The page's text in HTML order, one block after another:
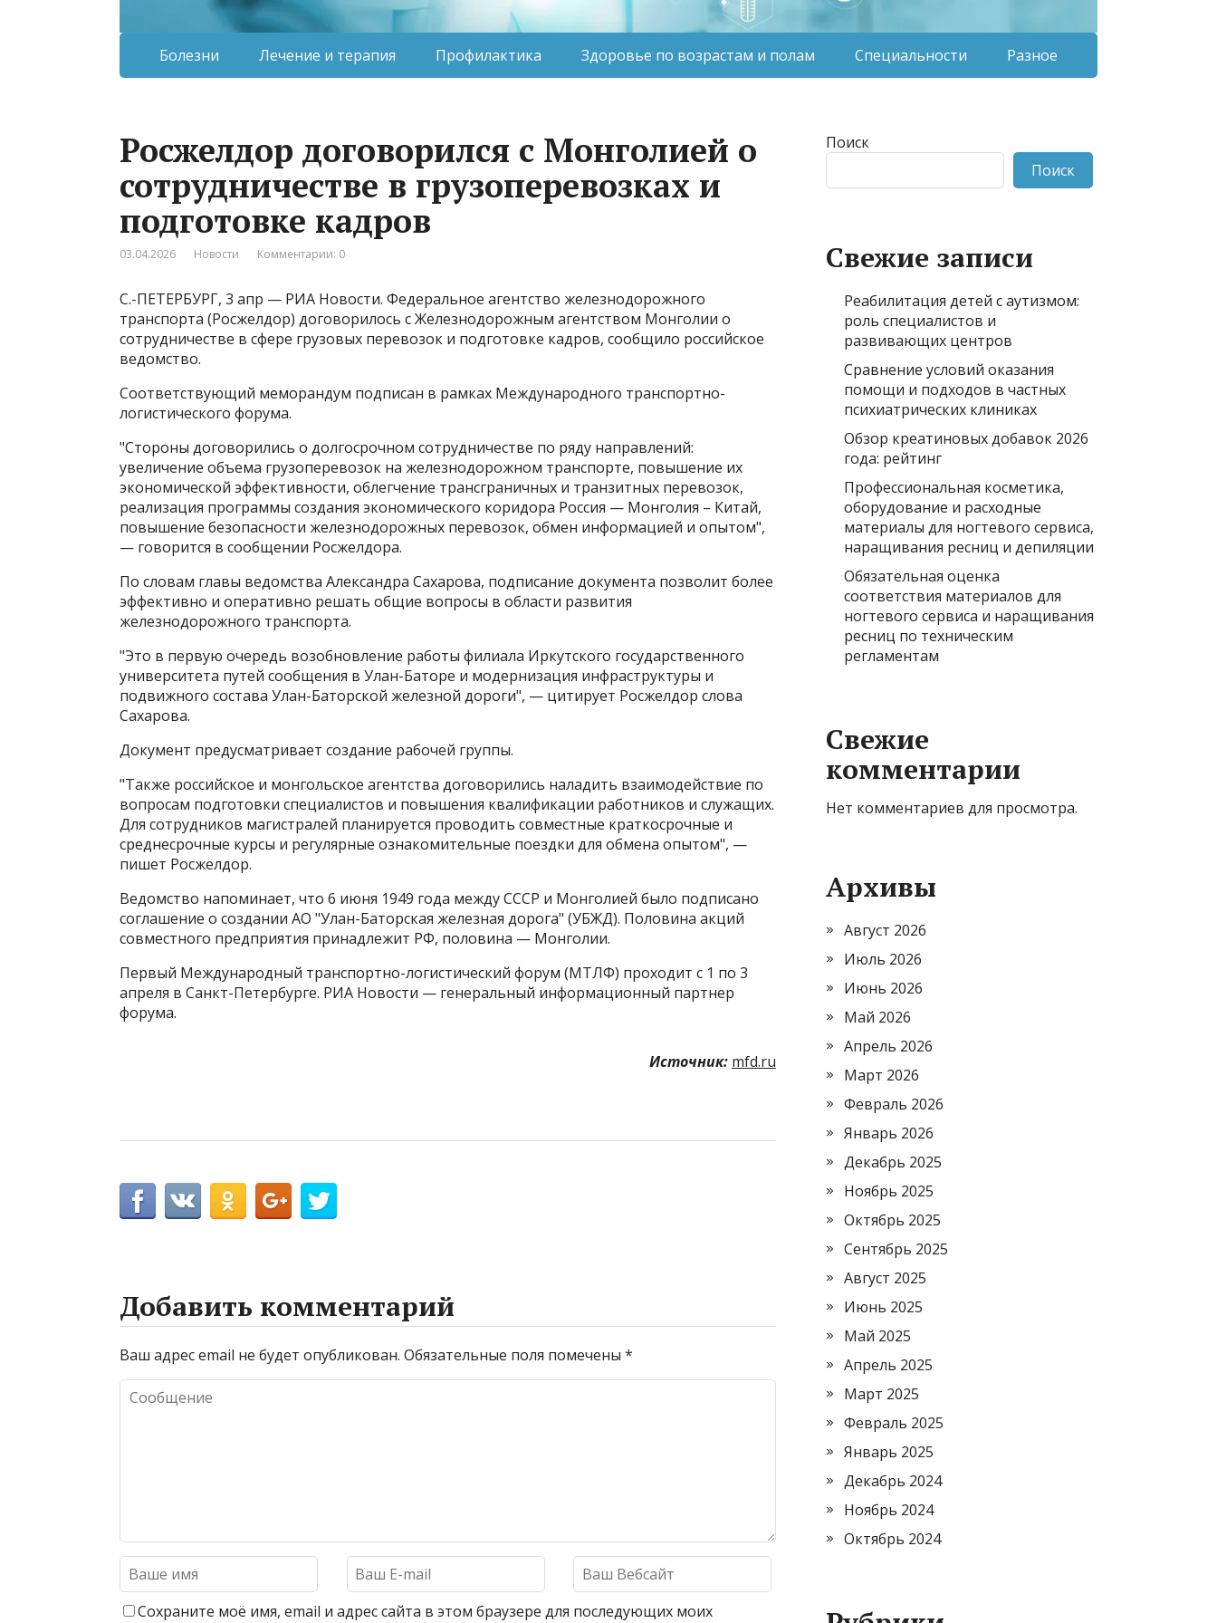
Болезни Лечение и терапия Профилактика Здоровье по возрастам и полам Специальности Разное
Росжелдор договорился с Монголией о
сотрудничестве в грузоперевозках и
подготовке кадров
03.04.2026 Новости Комментарии: 0
С.-ПЕТЕРБУРГ, 3 апр — РИА Новости. Федеральное агентство железнодорожного
транспорта (Росжелдор) договорилось с Железнодорожным агентством Монголии о
сотрудничестве в сфере грузовых перевозок и подготовке кадров, сообщило российское
ведомство​​​.
Соответствующий меморандум подписан в рамках Международного транспортно-
логистического форума.
"Стороны договорились о долгосрочном сотрудничестве по ряду направлений:
увеличение объема грузоперевозок на железнодорожном транспорте, повышение их
экономической эффективности, облегчение трансграничных и транзитных перевозок,
реализация программы создания экономического коридора Россия — Монголия – Китай,
повышение безопасности железнодорожных перевозок, обмен информацией и опытом",
— говорится в сообщении Росжелдора.
По словам главы ведомства Александра Сахарова, подписание документа позволит более
эффективно и оперативно решать общие вопросы в области развития
железнодорожного транспорта.
"Это в первую очередь возобновление работы филиала Иркутского государственного
университета путей сообщения в Улан-Баторе и модернизация инфраструктуры и
подвижного состава Улан-Баторской железной дороги", — цитирует Росжелдор слова
Сахарова.
Документ предусматривает создание рабочей группы.
"Также российское и монгольское агентства договорились наладить взаимодействие по
вопросам подготовки специалистов и повышения квалификации работников и служащих.
Для сотрудников магистралей планируется проводить совместные краткосрочные и
среднесрочные курсы и регулярные ознакомительные поездки для обмена опытом", —
пишет Росжелдор.
Ведомство напоминает, что 6 июня 1949 года между СССР и Монголией было подписано
соглашение о создании АО "Улан-Баторская железная дорога" (УБЖД). Половина акций
совместного предприятия принадлежит РФ, половина — Монголии.
Первый Международный транспортно-логистический форум (МТЛФ) проходит с 1 по 3
апреля в Санкт-Петербурге. РИА Новости — генеральный информационный партнер
форума.
Источник: mfd.ru
Добавить комментарий
Ваш адрес email не будет опубликован. Обязательные поля помечены *
Сохраните моё имя, email и адрес сайта в этом браузере для последующих моих
Поиск
Поиск
Свежие записи
Реабилитация детей с аутизмом:
роль специалистов и
развивающих центров
Сравнение условий оказания
помощи и подходов в частных
психиатрических клиниках
Обзор креатиновых добавок 2026
года: рейтинг
Профессиональная косметика,
оборудование и расходные
материалы для ногтевого сервиса,
наращивания ресниц и депиляции
Обязательная оценка
соответствия материалов для
ногтевого сервиса и наращивания
ресниц по техническим
регламентам
Свежие
комментарии
Нет комментариев для просмотра.
Архивы
Август 2026
Июль 2026
Июнь 2026
Май 2026
Апрель 2026
Март 2026
Февраль 2026
Январь 2026
Декабрь 2025
Ноябрь 2025
Октябрь 2025
Сентябрь 2025
Август 2025
Июнь 2025
Май 2025
Апрель 2025
Март 2025
Февраль 2025
Январь 2025
Декабрь 2024
Ноябрь 2024
Октябрь 2024